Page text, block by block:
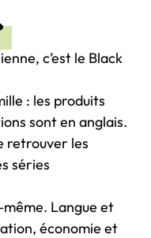
c’est le Black
: les produits
sont en anglais.
retrouver les
séries
même. Langue et
économie et